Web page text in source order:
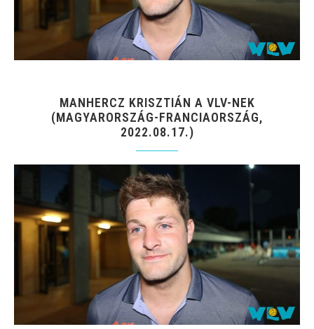
MANHERCZ KRISZTIÁN A VLV-NEK
(MAGYARORSZÁG-FRANCIAORSZÁG,
2022.08.17.)